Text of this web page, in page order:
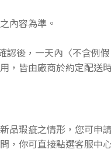
內容為準。
後，一天內〈不含例
，皆由廠商於約定配送
品瑕疵之情形，您可申
，你可直接點選客服中